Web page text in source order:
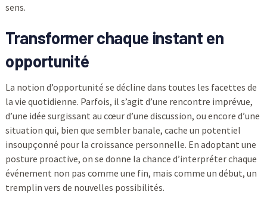
sens.
Transformer chaque instant en
opportunité
La notion d’opportunité se décline dans toutes les facettes de
la vie quotidienne. Parfois, il s’agit d’une rencontre imprévue,
d’une idée surgissant au cœur d’une discussion, ou encore d’une
situation qui, bien que sembler banale, cache un potentiel
insoupçonné pour la croissance personnelle. En adoptant une
posture proactive, on se donne la chance d’interpréter chaque
événement non pas comme une fin, mais comme un début, un
tremplin vers de nouvelles possibilités.